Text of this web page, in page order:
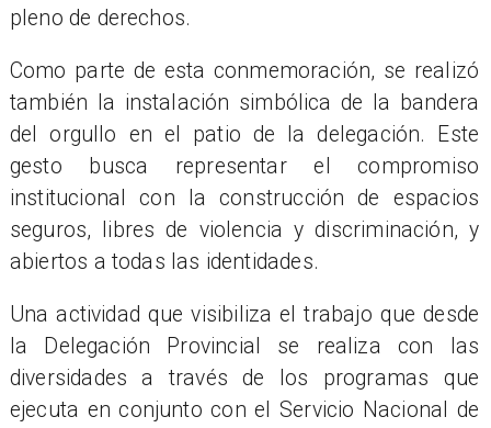
pleno de derechos.
Como parte de esta conmemoración, se realizó
también la instalación simbólica de la bandera
del orgullo en el patio de la delegación. Este
gesto busca representar el compromiso
institucional con la construcción de espacios
seguros, libres de violencia y discriminación, y
abiertos a todas las identidades.
Una actividad que visibiliza el trabajo que desde
la Delegación Provincial se realiza con las
diversidades a través de los programas que
ejecuta en conjunto con el Servicio Nacional de